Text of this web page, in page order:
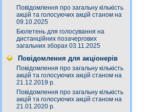
Повідомлення про загальну кількість
акцій та голосуючих акцій станом на
09.10.2025
Бюлетень для голосування на
дистанційних позачергових
загальних зборах 03.11.2025
Повідомлення для акціонерів
Повідомлення про загальну кількість
акцій та голосуючих акцій станом на
21.12.2019 р.
Повідомлення про загальну кількість
акцій та голосуючих акцій станом на
21.01.2020 р.